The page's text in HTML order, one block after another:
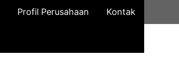
Profil Perusahaan Kontak